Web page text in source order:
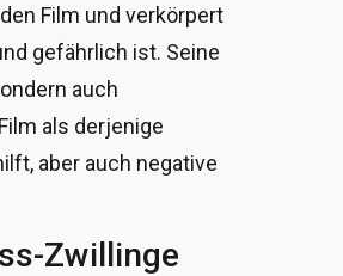
Film und verkörpert
gefährlich ist. Seine
auch
als derjenige
aber auch negative
Zwillinge